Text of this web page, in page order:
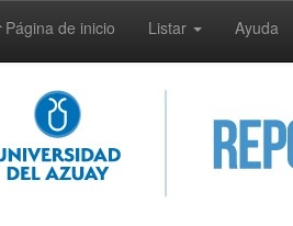
Página de inicio Listar Ayuda